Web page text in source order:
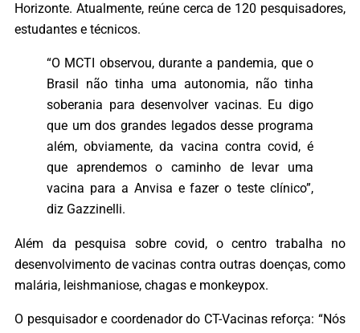
Horizonte. Atualmente, reúne cerca de 120 pesquisadores,
estudantes e técnicos.
“O MCTI observou, durante a pandemia, que o
Brasil não tinha uma autonomia, não tinha
soberania para desenvolver vacinas. Eu digo
que um dos grandes legados desse programa
além, obviamente, da vacina contra covid, é
que aprendemos o caminho de levar uma
vacina para a Anvisa e fazer o teste clínico”,
diz Gazzinelli.
Além da pesquisa sobre covid, o centro trabalha no
desenvolvimento de vacinas contra outras doenças, como
malária, leishmaniose, chagas e monkeypox.
O pesquisador e coordenador do CT-Vacinas reforça: “Nós